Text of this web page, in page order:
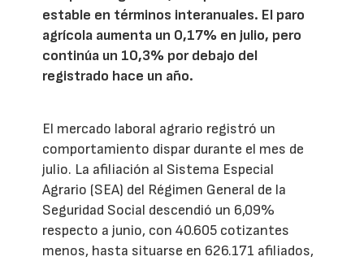
estable en términos interanuales. El paro
agrícola aumenta un 0,17% en julio, pero
continúa un 10,3% por debajo del
registrado hace un año.
El mercado laboral agrario registró un
comportamiento dispar durante el mes de
julio. La afiliación al Sistema Especial
Agrario (SEA) del Régimen General de la
Seguridad Social descendió un 6,09%
respecto a junio, con 40.605 cotizantes
menos, hasta situarse en 626.171 afiliados,